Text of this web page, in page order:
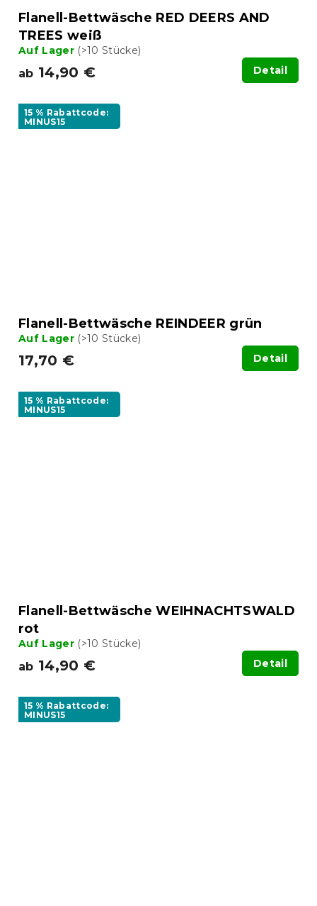
Flanell-Bettwäsche RED DEERS AND
TREES weiß
Auf Lager (>10 Stücke)
ab 14,90 € Detail
15 % Rabattcode:
MINUS15
Flanell-Bettwäsche REINDEER grün
Auf Lager (>10 Stücke)
17,70 € Detail
15 % Rabattcode:
MINUS15
Flanell-Bettwäsche WEIHNACHTSWALD
rot
Auf Lager (>10 Stücke)
ab 14,90 € Detail
15 % Rabattcode:
MINUS15